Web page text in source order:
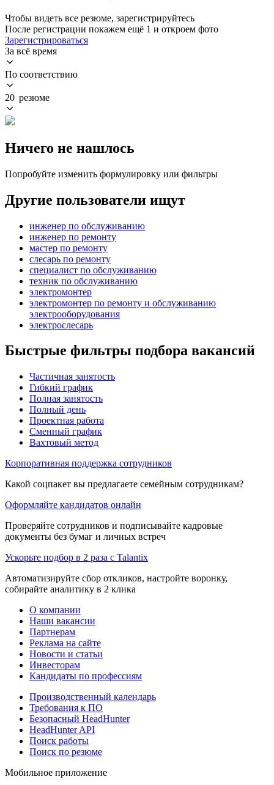
Чтобы видеть все резюме, зарегистрируйтесь
После регистрации покажем ещё 1 и откроем фото
Зарегистрироваться
За всё время
По соответствию
20 резюме
Ничего не нашлось
Попробуйте изменить формулировку или фильтры
Другие пользователи ищут
инженер по обслуживанию
инженер по ремонту
мастер по ремонту
слесарь по ремонту
специалист по обслуживанию
техник по обслуживанию
электромонтер
электромонтер по ремонту и обслуживанию
электрооборудования
электрослесарь
Быстрые фильтры подбора вакансий
Частичная занятость
Гибкий график
Полная занятость
Полный день
Проектная работа
Сменный график
Вахтовый метод
Корпоративная поддержка сотрудников
Какой соцпакет вы предлагаете семейным сотрудникам?
Оформляйте кандидатов онлайн
Проверяйте сотрудников и подписывайте кадровые
документы без бумаг и личных встреч
Ускорьте подбор в 2 раза с Talantix
Автоматизируйте сбор откликов, настройте воронку,
собирайте аналитику в 2 клика
О компании
Наши вакансии
Партнерам
Реклама на сайте
Новости и статьи
Инвесторам
Кандидаты по профессиям
Производственный календарь
Требования к ПО
Безопасный HeadHunter
HeadHunter API
Поиск работы
Поиск по резюме
Мобильное приложение